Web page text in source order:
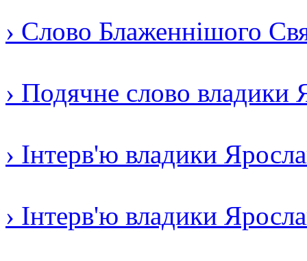
› Слово Блаженнішого
› Подячне слово владики
› Інтерв'ю владики
› Інтерв'ю владики